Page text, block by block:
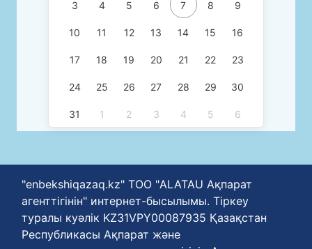
3 4 5 6 7 8 9
10 11 12 13 14 15 16
17 18 19 20 21 22 23
24 25 26 27 28 29 30
31 1 2 3 4 5 6
"enbekshiqazaq.kz" ТОО "ALATAU Ақпарат
агенттігінін" интернет-бысылымы. Тіркеу
туралы куәлік KZ31VPY00087935 Қазақстан
Республикасы Ақпарат және